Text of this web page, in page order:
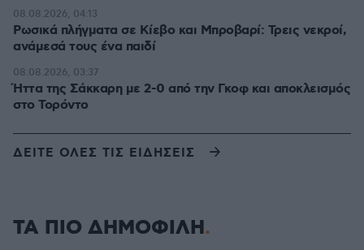
Ρωσικά πλήγματα σε Κίεβο και Μπροβαρί: Τρεις νεκροί,
ανάμεσά τους ένα παιδί
08.08.2026, 04:13
Ήττα της Σάκκαρη με 2-0 από την Γκοφ και αποκλεισμός
στο Τορόντο
08.08.2026, 03:37
ΔΕΙΤΕ ΟΛΕΣ ΤΙΣ ΕΙΔΗΣΕΙΣ
ΤΑ ΠΙΟ ΔΗΜΟΦΙΛΗ